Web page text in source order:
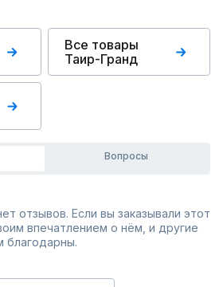
Все товары
Таир-Гранд
Вопросы
отзывов. Если вы заказывали этот
впечатлением о нём, и другие
благодарны.